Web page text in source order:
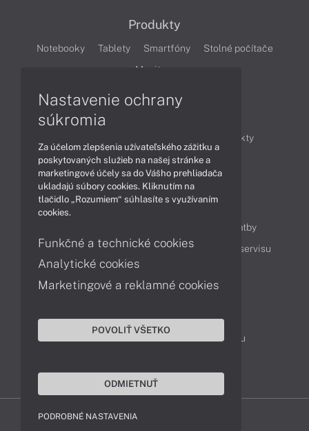
Produkty
Notebooky Tablety Smartfóny
Stolné počítače
Monitory
Produkty
Technológie
Videá
Obsah
Možnosti doručenia a platby
Podpora a servis
Servisné služby Cenník servisu
Kontakty
043 4224 771
Obchodné oddelenie
Reklamácia tovaru
Nastavenie ochrany
súkromia
Za účelom zlepšenia užívateľského zážitku a
poskytovaných služieb na našej stránke a
marketingové účely sa do Vášho prehliadača
ukladajú súbory cookies. Kliknutím na
tlačidlo „Rozumiem“ súhlasíte s využívaním
cookies.
Funkčné a technické cookies
Analytické cookies
Marketingové a reklamné cookies
POVOLIŤ VŠETKO
ODMIETNUŤ
PODROBNÉ NASTAVENIA